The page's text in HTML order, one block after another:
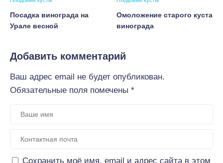
Посадка винограда на
Урале весной
Омоложение старого куста
винограда
Добавить комментарий
Ваш адрес email не будет опубликован.
Обязательные поля помечены *
Сохранить моё имя, email и адрес сайта в этом